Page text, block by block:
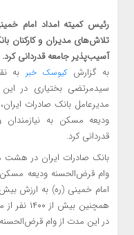
​رئیس کمیته امداد امام
تلاش‌های مدیران و کارکنان
آسیب‌پذیر جامعه قدردانی کرد.
به گزارش کیوسک خبر به
سیدمرتضی بختیاری در
مدیرعامل بانک صادرات
ودیعه مسکن به
قدردانی کرد.
وام قرض‌الحسنه ودیعه
همچنین
در این مدت از وام